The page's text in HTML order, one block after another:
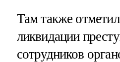
Там также
ликвидации
сотрудников